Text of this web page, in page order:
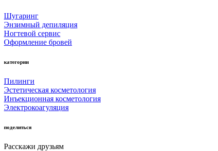
Шугаринг
Энзимный депиляция
Ногтевой сервис
Оформление бровей
категории
Пилинги
Эстетическая косметология
Инъекционная косметология
Электрокоагуляция
поделиться
Расскажи друзьям